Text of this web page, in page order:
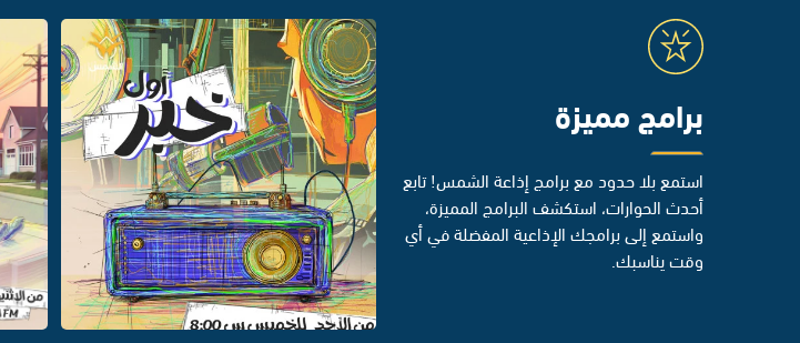
برامج مميزة
استمع بلا حدود مع برامج إذاعة الشمس! تابع
أحدث الحوارات، استكشف البرامج المميزة،
واستمع إلى برامجك الإذاعية المفضلة في أي
وقت يناسبك.